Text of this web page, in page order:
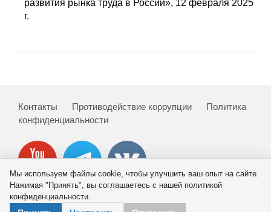
Противодействие коррупции
Издания
Проблемы прогнозирования
О журнале
Номера журналов
развития рынка труда в России», 12 февраля 2025
г.
Контакты Противодействие коррупции
Политика
конфиденциальности
© 2026 ИНП РАН
Мы используем файлы cookie, чтобы улучшить ваш опыт на сайте.
Нажимая "Принять", вы соглашаетесь с нашей политикой
конфиденциальности.